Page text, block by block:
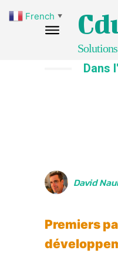
Dans
David
Premiers
French ▼